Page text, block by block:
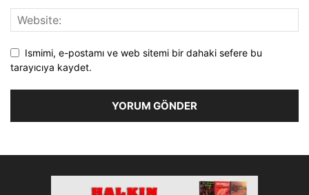
Ismimi, e-postamı ve web sitemi bir dahaki sefere bu
tarayıcıya kaydet.